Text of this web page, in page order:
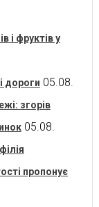
і фруктів у
дороги 05.08.
згорів
05.08.
пропонує